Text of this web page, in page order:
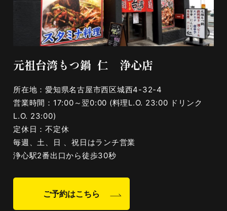
元祖台湾もつ鍋 仁 浄心店
所在地：愛知県名古屋市西区城西4-32-4
営業時間：17:00～翌0:00 (料理L.O. 23:00 ドリンク
L.O. 23:00)
定休日：不定休
毎週、土、日 、祝日はランチ営業
浄心駅2番出口から徒歩30秒
ご予約はこちら